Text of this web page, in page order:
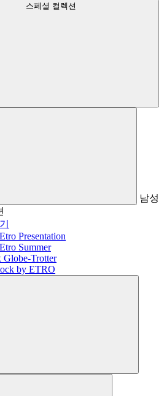
스페셜 컬렉션
남성
Presentation
Summer
Globe-Trotter
by ETRO